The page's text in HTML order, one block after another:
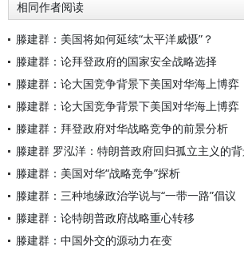
相同作者阅读
滕建群：美国将如何延续“太平洋威慑”？
滕建群：论拜登政府的国家安全战略选择
滕建群：论大国竞争背景下美国对华海上博弈
滕建群：论大国竞争背景下美国对华海上博弈
滕建群：拜登政府对华战略竞争的前景分析
滕建群 罗泓洋：特朗普政府回归孤立主义的
滕建群：美国对华“战略竞争”探析
滕建群：三种地缘政治学说与“一带一路”倡议
滕建群：论特朗普政府战略重心转移
滕建群：中国外交的源动力在变